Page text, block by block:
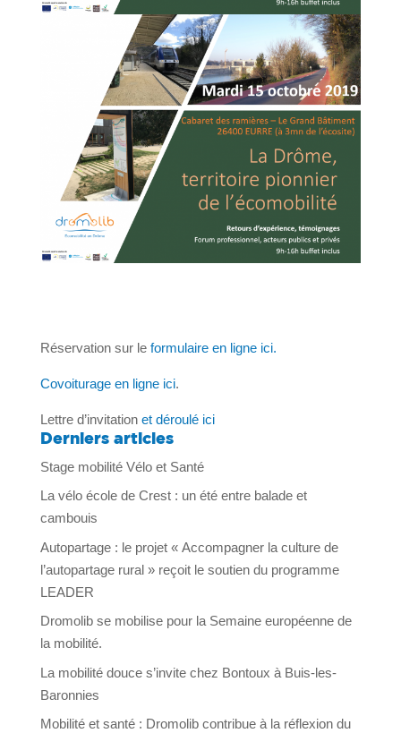
Réservation sur leformulaire en ligne ici.
Covoiturage en ligne ici.
Lettre d’invitation et déroulé ici
Derniers articles
Stage mobilité Vélo et Santé
La vélo école de Crest : un été entre balade et
cambouis
Autopartage : le projet « Accompagner la culture de
l’autopartage rural » reçoit le soutien du programme
LEADER
Dromolib se mobilise pour la Semaine européenne de
la mobilité.
La mobilité douce s’invite chez Bontoux à Buis-les-
Baronnies
Mobilité et santé : Dromolib contribue à la réflexion du